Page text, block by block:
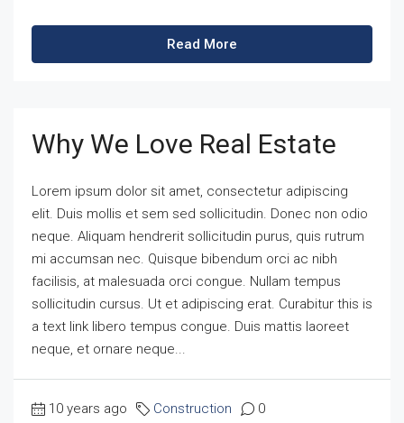
Read More
Why We Love Real Estate
Lorem ipsum dolor sit amet, consectetur adipiscing
elit. Duis mollis et sem sed sollicitudin. Donec non odio
neque. Aliquam hendrerit sollicitudin purus, quis rutrum
mi accumsan nec. Quisque bibendum orci ac nibh
facilisis, at malesuada orci congue. Nullam tempus
sollicitudin cursus. Ut et adipiscing erat. Curabitur this is
a text link libero tempus congue. Duis mattis laoreet
neque, et ornare neque...
10 years ago Construction 0